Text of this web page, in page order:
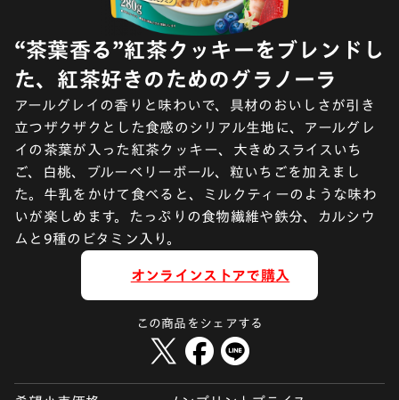
“茶葉香る”紅茶クッキーをブレンドし
た、紅茶好きのためのグラノーラ
アールグレイの香りと味わいで、具材のおいしさが引き
立つザクザクとした食感のシリアル生地に、アールグレ
イの茶葉が入った紅茶クッキー、大きめスライスいち
ご、白桃、ブルーベリーボール、粒いちごを加えまし
た。牛乳をかけて食べると、ミルクティーのような味わ
いが楽しめます。たっぷりの食物繊維や鉄分、カルシウ
ムと9種のビタミン入り。
オンラインストアで購入
この商品をシェアする